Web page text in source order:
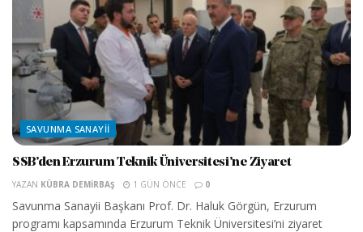
SAVUNMA SANAYII
SSB’den Erzurum Teknik Üniversitesi’ne Ziyaret
YAZAN KÜBRA DEMIRBAŞ 1 GÜN ÖNCE 0
Savunma Sanayii Başkanı Prof. Dr. Haluk Görgün, Erzurum
programı kapsamında Erzurum Teknik Üniversitesi’ni ziyaret